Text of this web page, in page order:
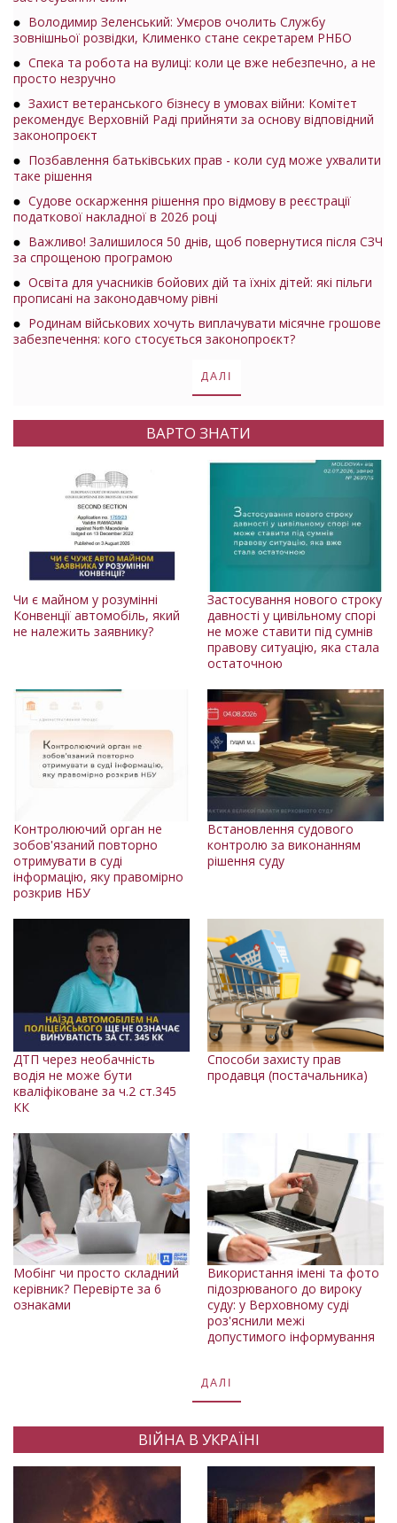
Володимир Зеленський: Умєров очолить Службу
зовнішньої розвідки, Клименко стане секретарем РНБО
Спека та робота на вулиці: коли це вже небезпечно, а не
просто незручно
Захист ветеранського бізнесу в умовах війни: Комітет
рекомендує Верховній Раді прийняти за основу відповідний
законопроєкт
Позбавлення батьківських прав - коли суд може ухвалити
таке рішення
Судове оскарження рішення про відмову в реєстрації
податкової накладної в 2026 році
Важливо! Залишилося 50 днів, щоб повернутися після СЗЧ
за спрощеною програмою
Освіта для учасників бойових дій та їхніх дітей: які пільги
прописані на законодавчому рівні
Родинам військових хочуть виплачувати місячне грошове
забезпечення: кого стосується законопроєкт?
ДАЛІ
ВАРТО ЗНАТИ
Чи є майном у розумінні
Конвенції автомобіль, який
не належить заявнику?
Застосування нового строку
давності у цивільному спорі
не може ставити під сумнів
правову ситуацію, яка стала
остаточною
Контролюючий орган не
зобов'язаний повторно
отримувати в суді
інформацію, яку правомірно
розкрив НБУ
Встановлення судового
контролю за виконанням
рішення суду
ДТП через необачність
водія не може бути
кваліфіковане за ч.2 ст.345
КК
Способи захисту прав
продавця (постачальника)
Мобінг чи просто складний
керівник? Перевірте за 6
ознаками
Використання імені та фото
підозрюваного до вироку
суду: у Верховному суді
роз'яснили межі
допустимого інформування
ДАЛІ
ВІЙНА В УКРАЇНІ